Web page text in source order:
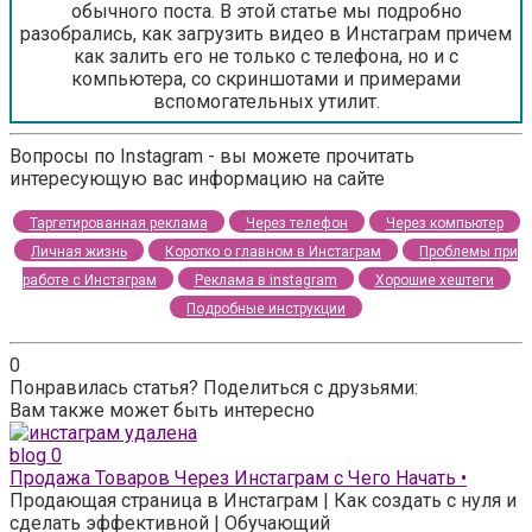
обычного поста. В этой статье мы подробно
разобрались, как загрузить видео в Инстаграм причем
как залить его не только с телефона, но и с
компьютера, со скриншотами и примерами
вспомогательных утилит.
Вопросы по Instagram - вы можете прочитать
интересующую вас информацию на сайте
Таргетированная реклама Через телефон
Через компьютер
Личная жизнь
Коротко о главном в Инстаграм
Проблемы при
работе с Инстаграм
Реклама в instagram
Хорошие хештеги
Подробные инструкции
0
Понравилась статья? Поделиться с друзьями:
Вам также может быть интересно
blog 0
Продажа Товаров Через Инстаграм с Чего Начать •
Продающая страница в Инстаграм | Как создать с нуля и
сделать эффективной | Обучающий